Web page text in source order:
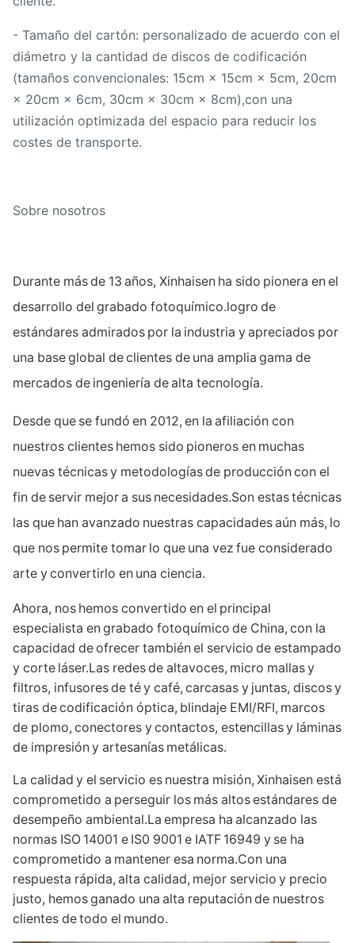
- Tamaño del cartón: personalizado de acuerdo con el
diámetro y la cantidad de discos de codificación
(tamaños convencionales: 15cm × 15cm × 5cm, 20cm
× 20cm × 6cm, 30cm × 30cm × 8cm),con una
utilización optimizada del espacio para reducir los
costes de transporte.
Sobre nosotros
Durante más de 13 años, Xinhaisen ha sido pionera en el
desarrollo del grabado fotoquímico.logro de
estándares admirados por la industria y apreciados por
una base global de clientes de una amplia gama de
mercados de ingeniería de alta tecnología.
Desde que se fundó en 2012, en la afiliación con
nuestros clientes hemos sido pioneros en muchas
nuevas técnicas y metodologías de producción con el
fin de servir mejor a sus necesidades.Son estas técnicas
las que han avanzado nuestras capacidades aún más, lo
que nos permite tomar lo que una vez fue considerado
arte y convertirlo en una ciencia.
Ahora, nos hemos convertido en el principal
especialista en grabado fotoquímico de China, con la
capacidad de ofrecer también el servicio de estampado
y corte láser.Las redes de altavoces, micro mallas y
filtros, infusores de té y café, carcasas y juntas, discos y
tiras de codificación óptica, blindaje EMI/RFI, marcos
de plomo, conectores y contactos, estencillas y láminas
de impresión y artesanías metálicas.
La calidad y el servicio es nuestra misión, Xinhaisen está
comprometido a perseguir los más altos estándares de
desempeño ambiental.La empresa ha alcanzado las
normas ISO 14001 e IS0 9001 e IATF 16949 y se ha
comprometido a mantener esa norma.Con una
respuesta rápida, alta calidad, mejor servicio y precio
justo, hemos ganado una alta reputación de nuestros
clientes de todo el mundo.